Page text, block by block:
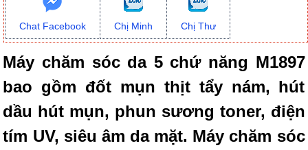
Chat Facebook Chị Minh Chị Thư
Máy chăm sóc da 5 chứ năng M1897
bao gồm đốt mụn thịt tẩy nám, hút
dầu hút mụn, phun sương toner, điện
tím UV, siêu âm da mặt. Máy chăm sóc